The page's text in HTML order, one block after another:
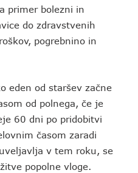
primer bolezni in
do zdravstvenih
pogrebnino in
eden od staršev začne
od polnega, če je
60 dni po pridobitvi
časom zaradi
v tem roku, se
popolne vloge.